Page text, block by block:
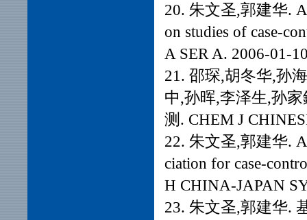
20. 朱文圣,郭建华.
on studies of case-
A SER A. 2006-01-
21. 邵琛,胡冬华,孙
中,孙晖,李泽生,孙
测. CHEM J
22. 朱文圣,郭建华. A
ciation for case-
H CHINA-JAPAN
23. 朱文圣,郭建华.